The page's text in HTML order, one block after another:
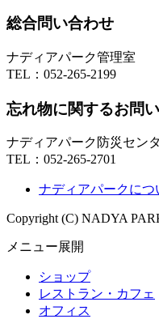
総合問い合わせ
ナディアパーク管理室
TEL： 052-265-2199
忘れ物に関するお問
ナディアパーク防災セン
TEL： 052-265-2701
ナディアパークにつ
Copyright (C) NADYA
メニュー展開
ショップ
レストラン・カフェ
オフィス